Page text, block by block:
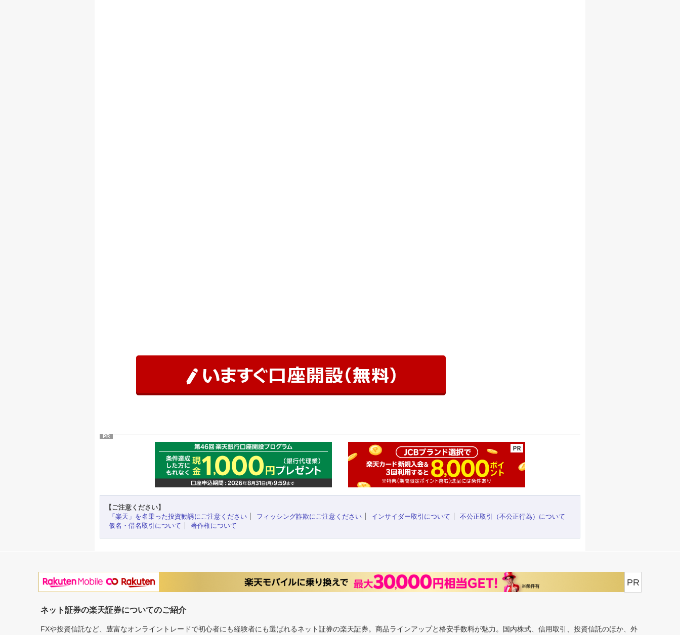
PR
【ご注意ください】
「楽天」を名乗った投資勧誘にご注意ください
フィッシング詐欺にご注意ください インサイダー取引について
不公正取引（不公正行為）について
仮名・借名取引について
著作権について
PR
ネット証券の楽天証券についてのご紹介
FXや投資信託など、豊富なオンライントレードで初心者にも経験者にも選ばれるネット証券の楽天証券。商品ラインアップと格安手数料が魅力。国内株式、信用取引、投資信託のほか、外